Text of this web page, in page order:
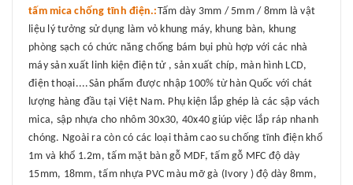
tấm mica chống tĩnh điện.:Tấm dày 3mm / 5mm / 8mm là vật
liệu lý tưởng sử dụng làm vỏ khung máy, khung bàn, khung
phòng sạch có chức năng chống bám bụi phù hợp với các nhà
máy sản xuất linh kiện điện tử , sản xuất chíp, màn hình LCD,
điện thoại....Sản phẩm được nhập 100% từ hàn Quốc với chát
lượng hàng đầu tại Việt Nam. Phụ kiện lắp ghép là các sập vách
mica, sập nhựa cho nhôm 30x30, 40x40 giúp việc lắp ráp nhanh
chóng. Ngoài ra còn có các loại thảm cao su chống tĩnh điện khổ
1m và khổ 1.2m, tấm mặt bàn gỗ MDF, tấm gỗ MFC độ dày
15mm, 18mm, tấm nhựa PVC màu mỡ gà (Ivory ) độ dày 8mm,